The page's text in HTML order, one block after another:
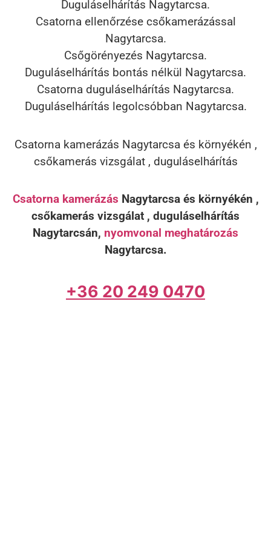
Duguláselhárítás Nagytarcsa.
Csatorna ellenőrzése csőkamerázással
Nagytarcsa.
Csőgörényezés Nagytarcsa.
Duguláselhárítás bontás nélkül Nagytarcsa.
Csatorna duguláselhárítás Nagytarcsa.
Duguláselhárítás legolcsóbban Nagytarcsa.
Csatorna kamerázás Nagytarcsa és környékén ,
csőkamerás vizsgálat , duguláselhárítás
Csatorna kamerázás Nagytarcsa és környékén ,
csőkamerás vizsgálat , duguláselhárítás
Nagytarcsán, nyomvonal meghatározás
Nagytarcsa.
+36 20 249 0470